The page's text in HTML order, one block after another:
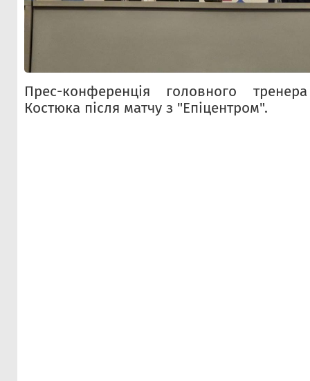
Прес-конференція головного
Костюка після матчу з "Епіцентром".